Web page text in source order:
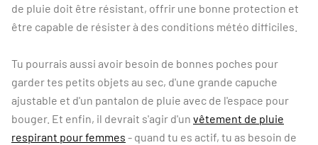
de pluie doit être résistant, offrir une bonne protection et
être capable de résister à des conditions météo difficiles.
Tu pourrais aussi avoir besoin de bonnes poches pour
garder tes petits objets au sec, d'une grande capuche
ajustable et d'un pantalon de pluie avec de l'espace pour
bouger. Et enfin, il devrait s'agir d'un vêtement de pluie
respirant pour femmes - quand tu es actif, tu as besoin de